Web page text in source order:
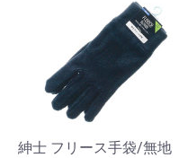
紳士 フリース手袋/無地